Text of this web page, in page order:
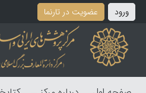
ورود عضویت در تارنما